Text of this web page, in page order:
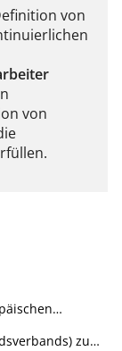
von
von
15.10.2024
zur